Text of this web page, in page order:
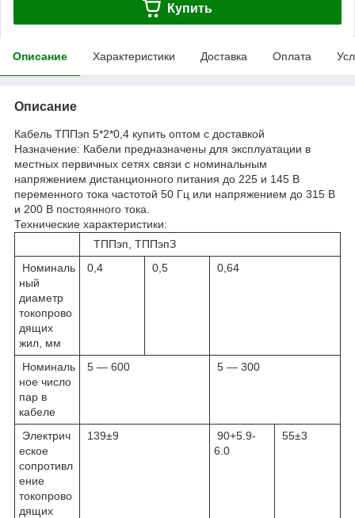
Купить
Описание Характеристики Доставка Оплата
Описание
Кабель ТППэп 5*2*0,4 купить оптом с доставкой
Назначение: Кабели предназначены для эксплуатации в
местных первичных сетях связи с номинальным
напряжением дистанционного питания до 225 и 145 В
переменного тока частотой 50 Гц или напряжением до 315 В
и 200 В постоянного тока.
Технические характеристики:
ТППэп, ТППэпЗ
Номиналь
ный
диаметр
токопрово
дящих
жил, мм
0,4 0,5 0,64
Номиналь
ное число
пар в
кабеле
5 — 600 5 — 300
Электрич
еское
сопротивл
ение
токопрово
дящих
139±9
90+5.9-
6.0
55±3